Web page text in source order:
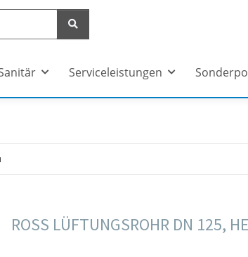
Serviceleistungen
ROSS LÜFTUNGSROHR DN 125,